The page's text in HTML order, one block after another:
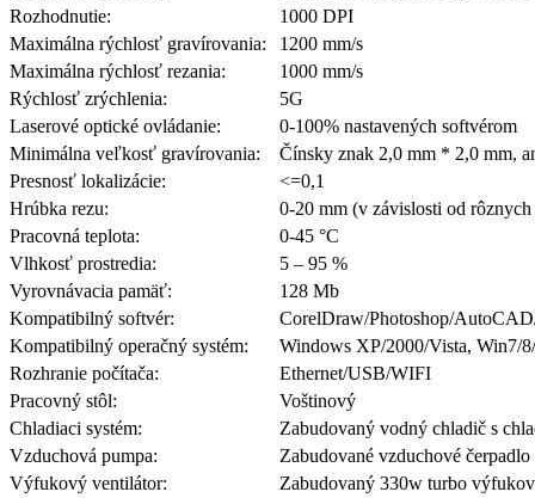
Rozhodnutie:
1000 DPI
Maximálna rýchlosť gravírovania:
1200 mm/s
Maximálna rýchlosť rezania:
1000 mm/s
Rýchlosť zrýchlenia:
5G
Laserové optické ovládanie:
0-100% nastavených softvérom
Minimálna veľkosť gravírovania:
Čínsky znak 2,0 mm * 2,0 mm,
Presnosť lokalizácie:
<=0,1
Hrúbka rezu:
0-20 mm (v závislosti od
Pracovná teplota:
0-45 °C
Vlhkosť prostredia:
5 – 95 %
Vyrovnávacia pamäť:
128 Mb
Kompatibilný softvér:
CorelDraw/Photoshop/
Kompatibilný operačný systém:
Windows XP/2000/Vista, Win7/
Rozhranie počítača:
Ethernet/USB/WIFI
Pracovný stôl:
Voštinový
Chladiaci systém:
Zabudovaný vodný chladič s
Vzduchová pumpa:
Zabudované vzduchové
Výfukový ventilátor:
Zabudovaný 330w turbo